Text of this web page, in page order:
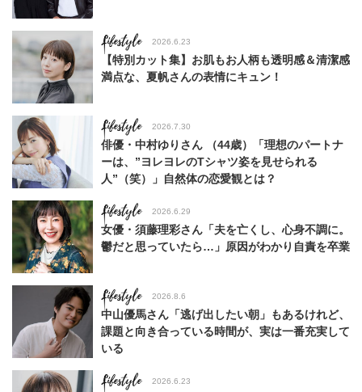
Lifestyle 2026.6.23
【特別カット集】お肌もお人柄も透明感＆清潔感
満点な、夏帆さんの表情にキュン！
Lifestyle 2026.7.30
俳優・中村ゆりさん （44歳）「理想のパートナ
ーは、”ヨレヨレのTシャツ姿を見せられる
人”（笑）」自然体の恋愛観とは？
Lifestyle 2026.6.29
女優・須藤理彩さん「夫を亡くし、心身不調に。
鬱だと思っていたら…」原因がわかり自責を卒業
Lifestyle 2026.8.6
中山優馬さん「逃げ出したい朝」もあるけれど、
課題と向き合っている時間が、実は一番充実して
いる
Lifestyle 2026.6.23